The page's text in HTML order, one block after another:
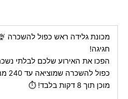
מכונת גלידה ראש כפול להשכרה
חגיגה!
הפכו את האירוע שלכם לבלתי
מוכן תוך 8 דקות בלבד! ⏱️